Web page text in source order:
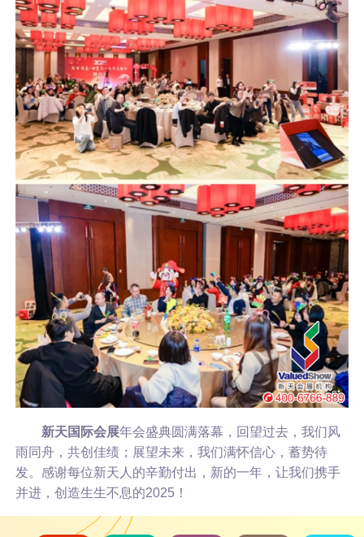
新天国际会展年会盛典圆满落幕，回望过去，我们风
雨同舟，共创佳绩；展望未来，我们满怀信心，蓄势待
发。感谢每位新天人的辛勤付出，新的一年，让我们携手
并进，创造生生不息的2025！